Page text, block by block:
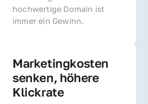
hochwertige Domain ist
immer ein Gewinn.
Marketingkosten
senken, höhere
Klickrate